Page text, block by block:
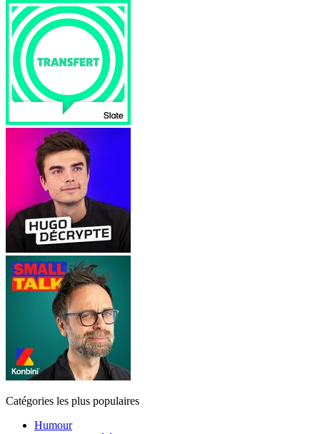
Catégories les plus populaires
Humour